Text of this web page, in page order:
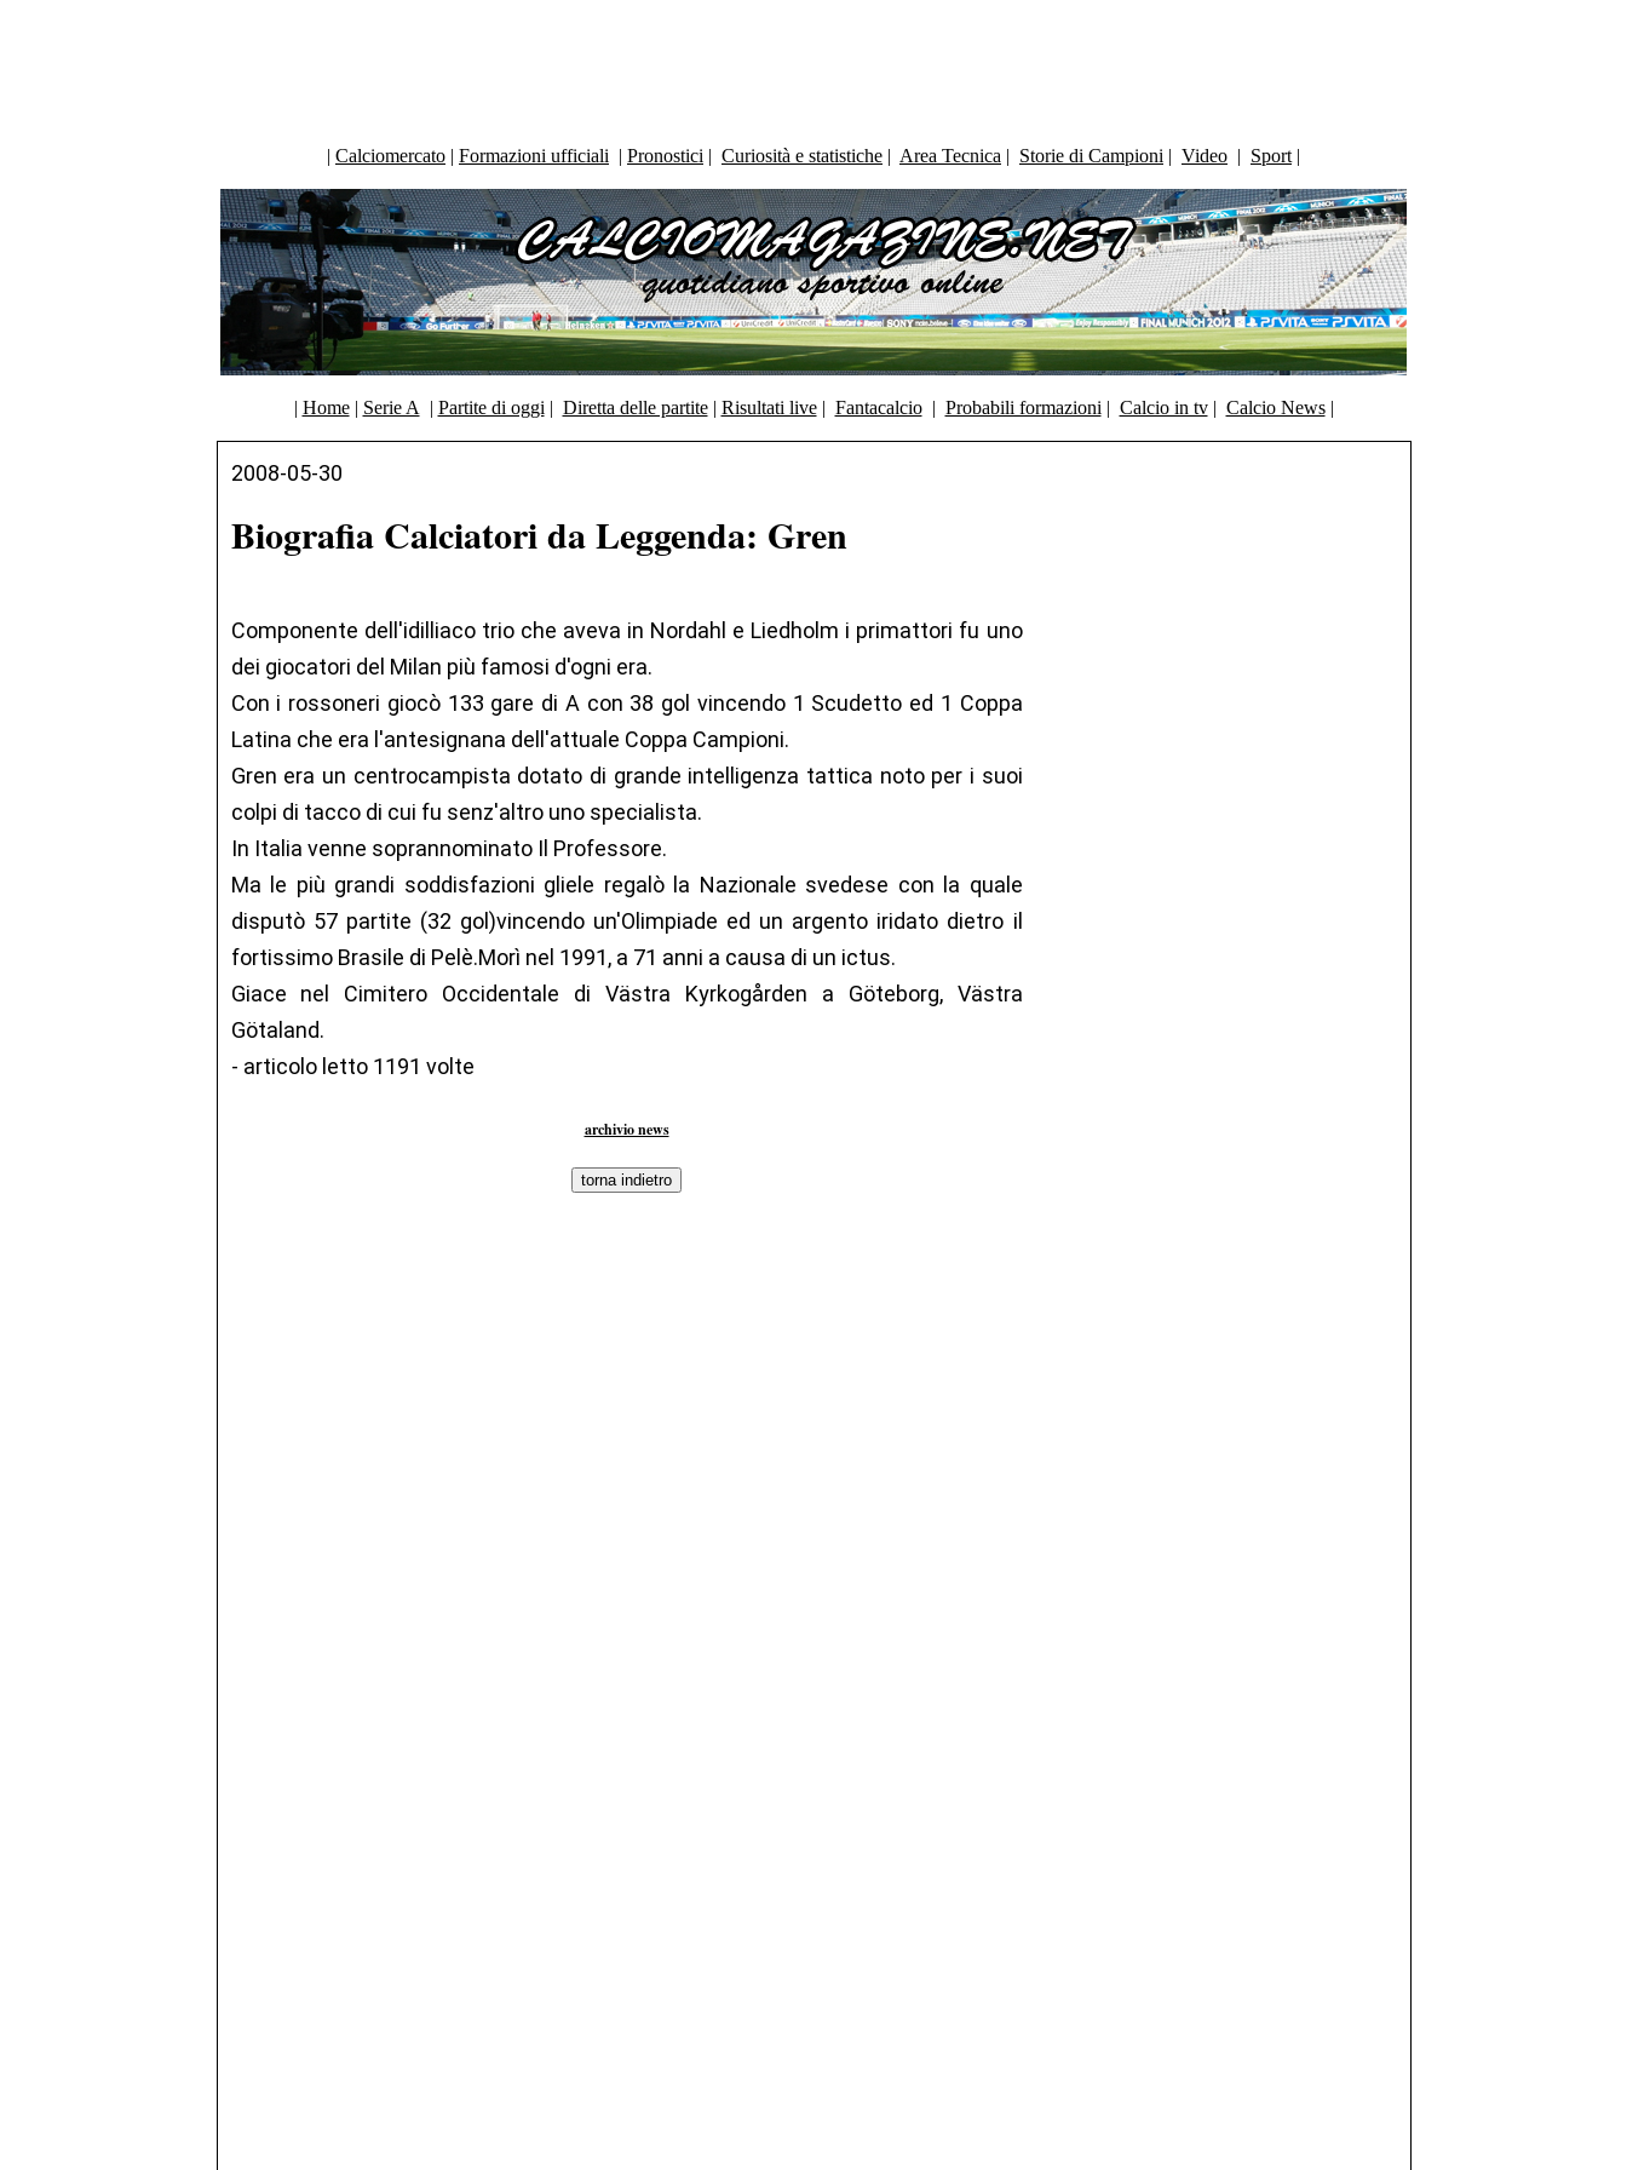
| Calciomercato | Formazioni ufficiali | Pronostici | Curiosità e statistiche | Area Tecnica | Storie di Campioni | Video | Sport |
| Home| Serie A | Partite di oggi | Diretta delle partite| Risultati live| Fantacalcio| Probabili formazioni | Calcio in tv| Calcio News|
2008-05-30
Biografia Calciatori da Leggenda: Gren
Componente dell'idilliaco trio che aveva in Nordahl e Liedholm i primattori fu uno
dei giocatori del Milan più famosi d'ogni era.
Con i rossoneri giocò 133 gare di A con 38 gol vincendo 1 Scudetto ed 1 Coppa
Latina che era l'antesignana dell'attuale Coppa Campioni.
Gren era un centrocampista dotato di grande intelligenza tattica noto per i suoi
colpi di tacco di cui fu senz'altro uno specialista.
In Italia venne soprannominato Il Professore.
Ma le più grandi soddisfazioni gliele regalò la Nazionale svedese con la quale
disputò 57 partite (32 gol)vincendo un'Olimpiade ed un argento iridato dietro il
fortissimo Brasile di Pelè.Morì nel 1991, a 71 anni a causa di un ictus.
Giace nel Cimitero Occidentale di Västra Kyrkogården a Göteborg, Västra
Götaland.
- articolo letto 1191 volte
archivio news